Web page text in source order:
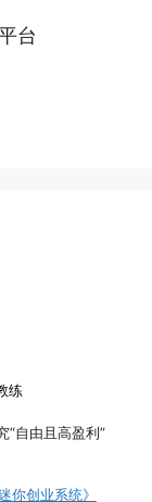
台
练
“自由且高盈利”
你创业系统》